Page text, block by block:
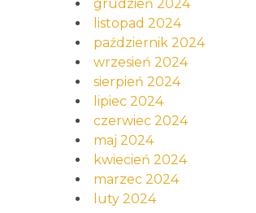
grudzień 2024
listopad 2024
październik 2024
wrzesień 2024
sierpień 2024
lipiec 2024
czerwiec 2024
maj 2024
kwiecień 2024
marzec 2024
luty 2024